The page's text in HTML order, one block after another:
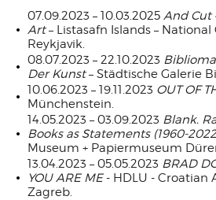
07.09.2023 – 10.03.2025 And Cut
Art– Listasafn Islands – National
Reykjavik.
08.07.2023 – 22.10.2023
Der Kunst– Städtische Galerie
10.06.2023 – 19.11.2023 OUT OF
Münchenstein.
14.05.2023 – 03.09.2023 Blank.
Books as Statements (1960-
Museum + Papiermuseum
13.04.2023 – 05.05.2023 BRAD
YOU ARE ME- HDLU - Croatian
Zagreb.